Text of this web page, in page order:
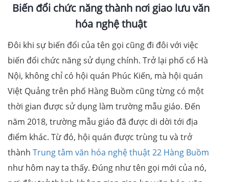
Biến đổi chức năng thành nơi giao lưu văn
hóa nghệ thuật
Đôi khi sự biến đổi của tên gọi cũng đi đôi với việc
biến đổi chức năng sử dụng chính. Trở lại phố cổ Hà
Nội, không chỉ có hội quán Phúc Kiến, mà hội quán
Việt Quảng trên phố Hàng Buồm cũng từng có một
thời gian được sử dụng làm trường mẫu giáo. Đến
năm 2018, trường mẫu giáo đã được di dời tới địa
điểm khác. Từ đó, hội quán được trùng tu và trở
thành Trung tâm văn hóa nghệ thuật 22 Hàng Buồm
như hôm nay ta thấy. Đúng như tên gọi mới của nó,